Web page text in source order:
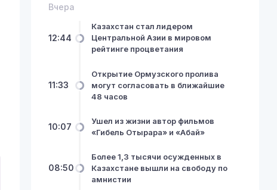
Вчера
12:44
Казахстан стал лидером
Центральной Азии в мировом
рейтинге процветания
11:33
Открытие Ормузского пролива
могут согласовать в ближайшие
48 часов
10:07
Ушел из жизни автор фильмов
«Гибель Отырара» и «Абай»
08:50
Более 1,3 тысячи осужденных в
Казахстане вышли на свободу по
амнистии